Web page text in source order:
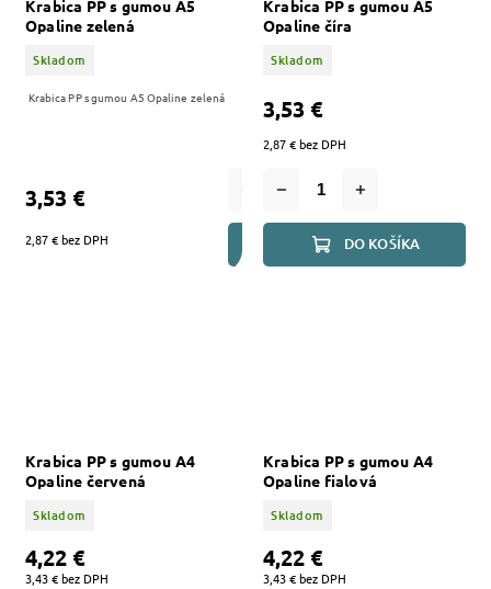
Krabica PP s gumou A5
Opaline zelená
Skladom
2,87 € bez DPH
3,53 €
DO KOŠÍKA
Krabica PP s gumou A5 Opaline zelená
Krabica PP s gumou A5
Opaline číra
Skladom
2,87 € bez DPH
3,53 €
DO KOŠÍKA
Krabica PP s gumou A4
Opaline červená
Skladom
3,43 € bez DPH
4,22 €
Krabica PP s gumou A4
Opaline fialová
Skladom
3,43 € bez DPH
4,22 €